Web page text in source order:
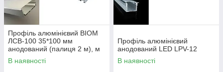
Профіль алюмінієвий BIOM
ЛСВ-100 35*100 мм
анодований (палиця 2 м), м
В наявності
Профіль алюмінієвий
анодований LED LPV-12
В наявності